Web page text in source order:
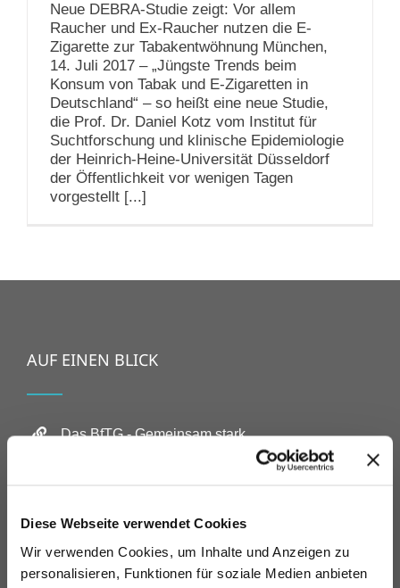
Diese Webseite verwendet Cookies
Wir verwenden Cookies, um Inhalte und Anzeigen zu
personalisieren, Funktionen für soziale Medien anbieten
Neue DEBRA-Studie zeigt: Vor allem
Raucher und Ex-Raucher nutzen die E-
Zigarette zur Tabakentwöhnung München,
14. Juli 2017 – „Jüngste Trends beim
Konsum von Tabak und E-Zigaretten in
Deutschland“ – so heißt eine neue Studie,
die Prof. Dr. Daniel Kotz vom Institut für
Suchtforschung und klinische Epidemiologie
der Heinrich-Heine-Universität Düsseldorf
der Öffentlichkeit vor wenigen Tagen
vorgestellt [...]
AUF EINEN BLICK
Das BfTG - Gemeinsam stark
Die E-Zigarette - Eine echte Alternative
News - Aktuelles aus der Branche